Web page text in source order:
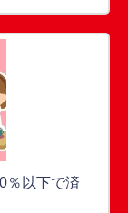
％以下で済